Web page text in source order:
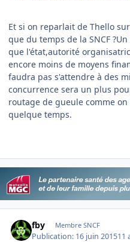
Et si on reparlait de Thello
que du temps de la SNCF
que l'état,autorité
encore moins de moyens
faudra pas s'attendre à des
concurrence sera un plus
routage de gueule comme
quelque temps.
fby Membre SNCF
Publication: 16 juin 201511